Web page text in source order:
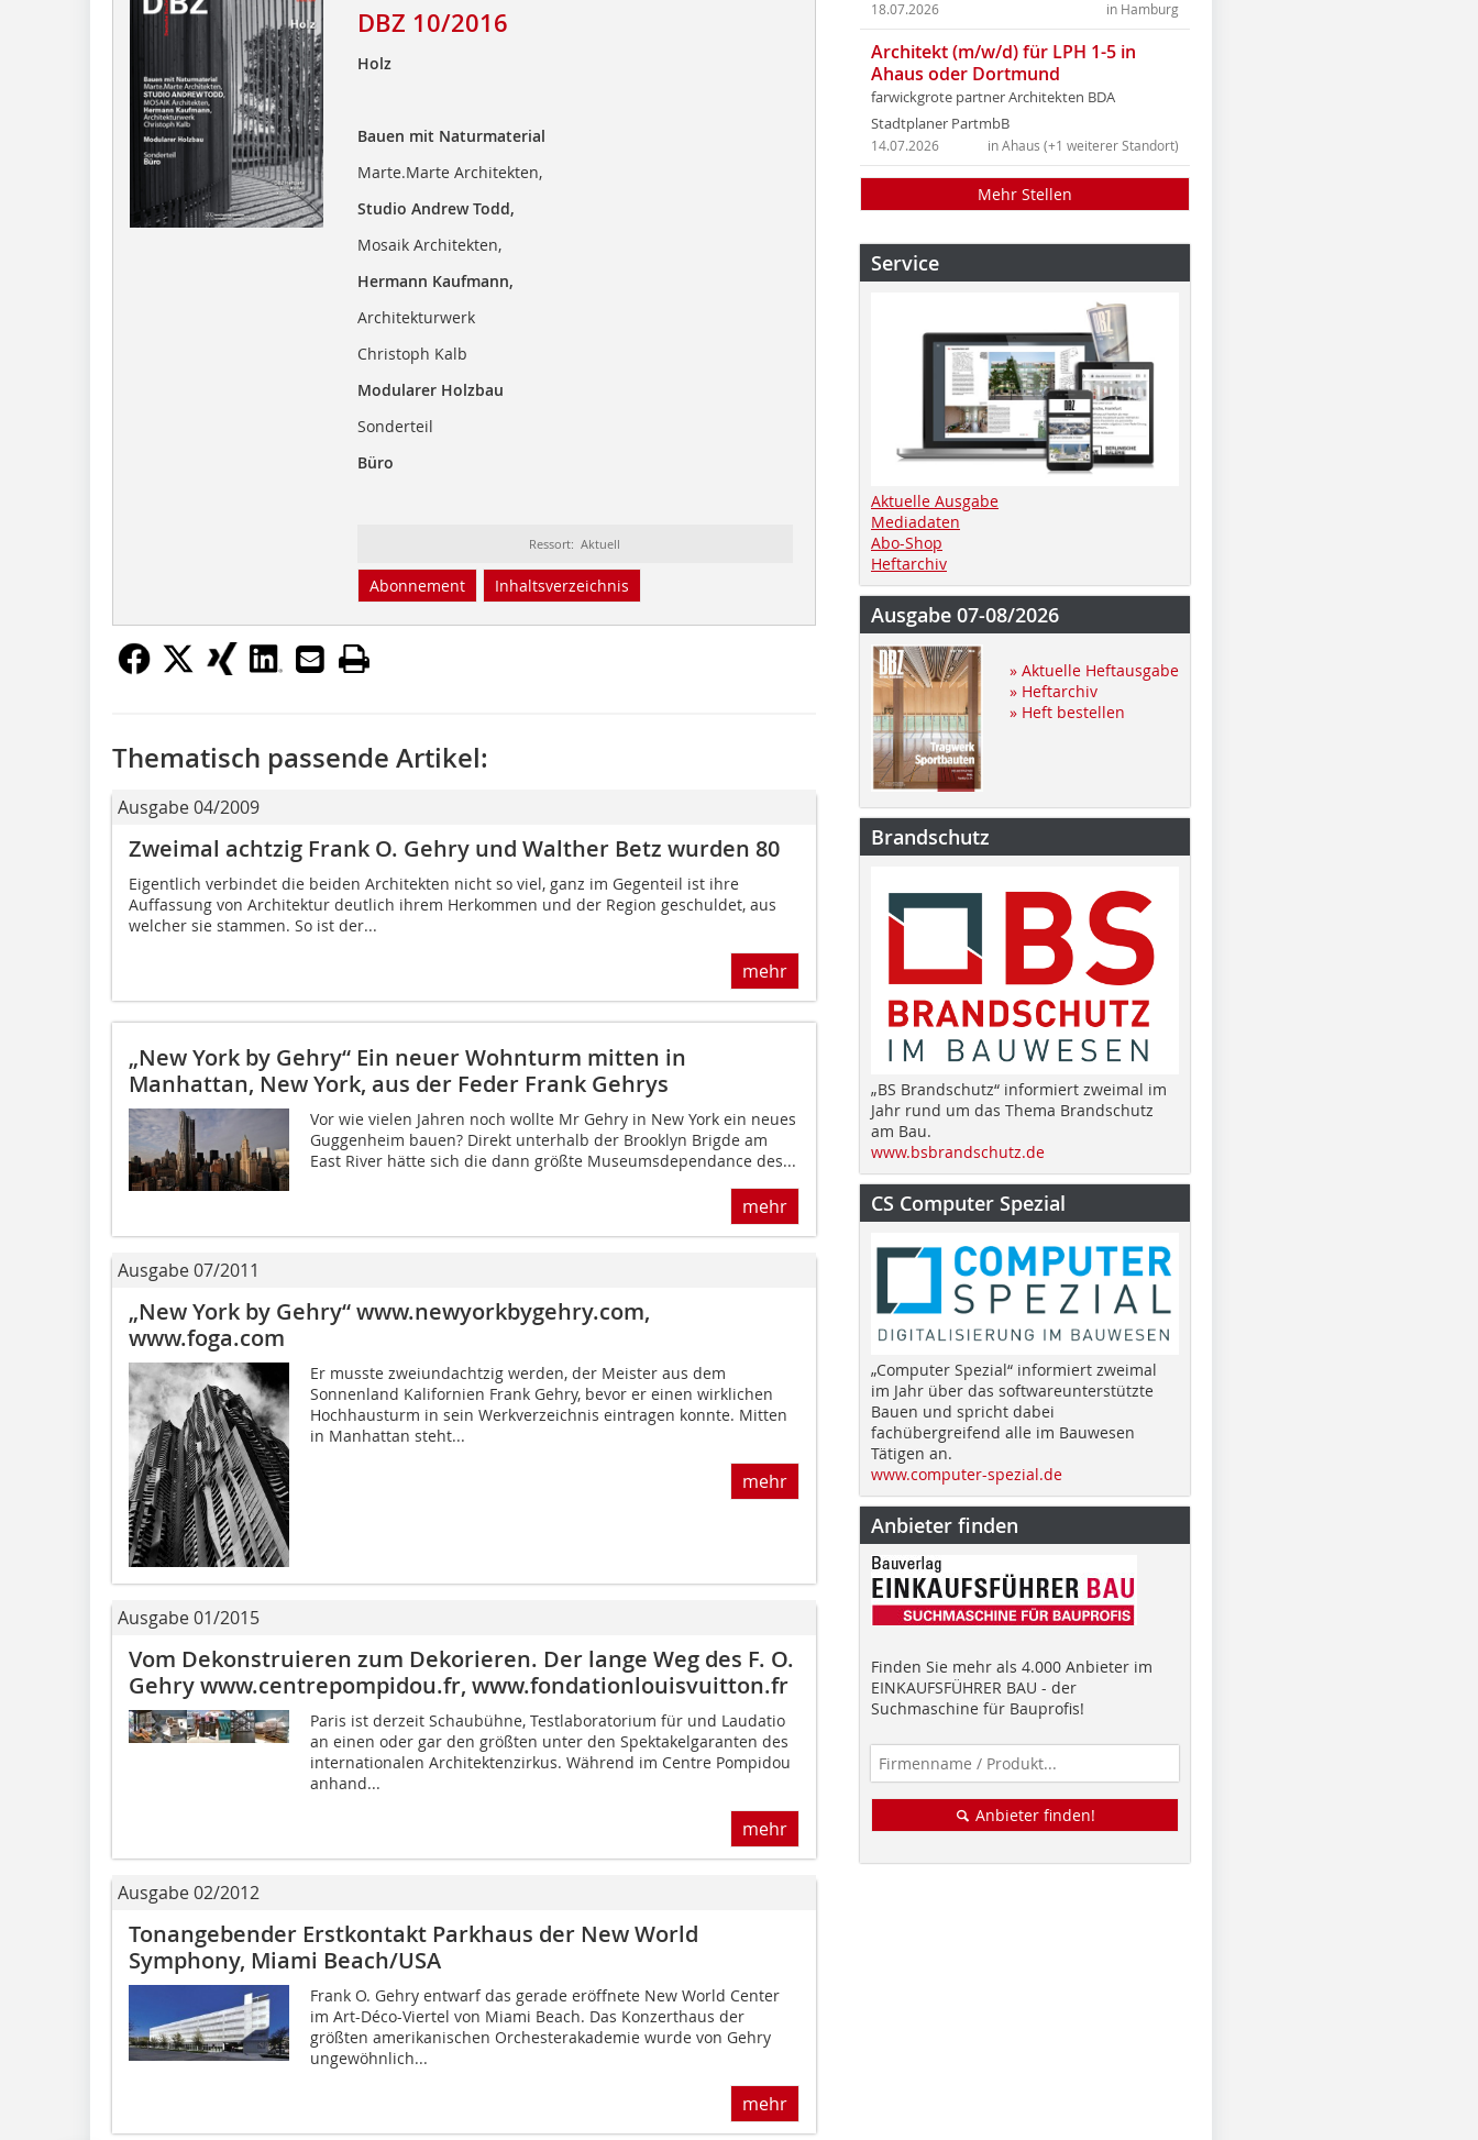
DBZ 10/2016
Holz
Bauen mit Naturmaterial
Marte.Marte Architekten,
Studio Andrew Todd,
Mosaik Architekten,
Hermann Kaufmann,
Architekturwerk
Christoph Kalb
Modularer Holzbau
Sonderteil
Büro
Ressort: Aktuell
Abonnement Inhaltsverzeichnis
Thematisch passende Artikel:
Ausgabe 04/2009
Zweimal achtzig Frank O. Gehry und Walther Betz wurden 80
Eigentlich verbindet die beiden Architekten nicht so viel, ganz im Gegenteil ist ihre
Auffassung von Architektur deutlich ihrem Herkommen und der Region geschuldet, aus
welcher sie stammen. So ist der...
mehr
„New York by Gehry“ Ein neuer Wohnturm mitten in
Manhattan, New York, aus der Feder Frank Gehrys
Vor wie vielen Jahren noch wollte Mr Gehry in New York ein neues
Guggenheim bauen? Direkt unterhalb der Brooklyn Brigde am
East River hätte sich die dann größte Museumsdependance des...
mehr
Ausgabe 07/2011
„New York by Gehry“ www.newyorkbygehry.com,
www.foga.com
Er musste zweiundachtzig werden, der Meister aus dem
Sonnenland Kalifornien Frank Gehry, bevor er einen wirklichen
Hochhaus­turm in sein Werkverzeichnis eintragen konnte. Mitten
in Manhattan steht...
mehr
Ausgabe 01/2015
Vom Dekonstruieren zum Dekorieren. Der lange Weg des F. O.
Gehry www.centrepompidou.fr, www.fondationlouisvuitton.fr
Paris ist derzeit Schaubühne, Testlaboratorium für und Laudatio
an einen oder gar den größten unter den Spektakelgaranten des
internationalen Architektenzirkus. Während im Centre Pompidou
anhand...
mehr
Ausgabe 02/2012
Tonangebender Erstkontakt Parkhaus der New World
Symphony, Miami Beach/USA
Frank O. Gehry entwarf das gerade eröffnete New World Center
im Art-Déco-Viertel von Miami Beach. Das Konzerthaus der
größten amerikanischen Orchesterakademie wurde von Gehry
ungewöhnlich...
mehr
in Hamburg
18.07.2026
Architekt (m/w/d) für LPH 1-5 in
Ahaus oder Dortmund
farwickgrote partner Architekten BDA
Stadtplaner PartmbB
in Ahaus (+1 weiterer Standort)
14.07.2026
Mehr Stellen
Service
Aktuelle Ausgabe
Mediadaten
Abo-Shop
Heftarchiv
Ausgabe 07-08/2026
» Aktuelle Heftausgabe
» Heftarchiv
» Heft bestellen
Brandschutz
„BS Brandschutz“ informiert zweimal im
Jahr rund um das Thema Brandschutz
am Bau.
www.bsbrandschutz.de
CS Computer Spezial
„Computer Spezial“ informiert zweimal
im Jahr über das softwareunterstützte
Bauen und spricht dabei
fachübergreifend alle im Bauwesen
Tätigen an.
www.computer-spezial.de
Anbieter finden
Finden Sie mehr als 4.000 Anbieter im
EINKAUFSFÜHRER BAU - der
Suchmaschine für Bauprofis!
Anbieter finden!